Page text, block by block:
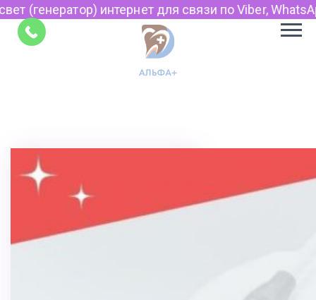
интернет для связи по Viber, WhatsApp и Telegram.